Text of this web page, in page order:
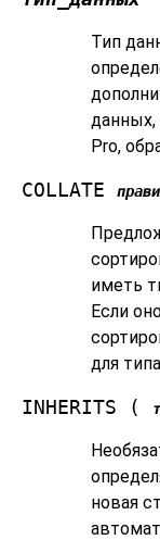
Тип
Pro,
COLLATE
иметь
Если
для
INHERITS (
новая